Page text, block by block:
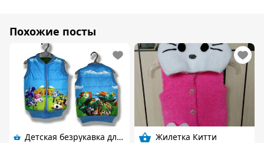
Похожие посты
Детская безрукавка для мальчика "Врумиз" Жилетка Китти